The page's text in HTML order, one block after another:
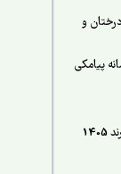
و
سامانه پیامکی